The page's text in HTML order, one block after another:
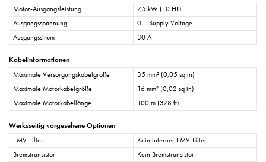
Motor-Ausgangsleistung
7,5 kW (10 HP)
Ausgangsspannung
0 – Supply Voltage
Ausgangsstrom
30 A
Kabelinformationen
Maximale Versorgungskabelgröße
35 mm² (0,05 sq in)
Maximale Motorkabelgröße
16 mm² (0,02 sq in)
Maximale Motorkabellänge
100 m (328 ft)
Werksseitig vorgesehene Optionen
EMV-Filter
Kein interner EMV-Filter
Bremstransistor
Kein Bremstransistor